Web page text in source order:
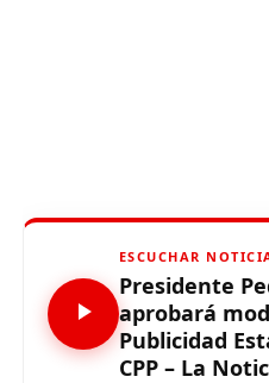
ESCUCHAR
Presidente
aprobará
Publicidad
CPP – La